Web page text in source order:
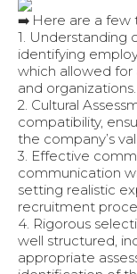
Here are a few
1. Understanding
identifying
which allowed
and organizations.
2. Cultural
compatibility,
the company’s
3. Effective
communication
setting realistic
recruitment
4. Rigorous
well structured,
appropriate